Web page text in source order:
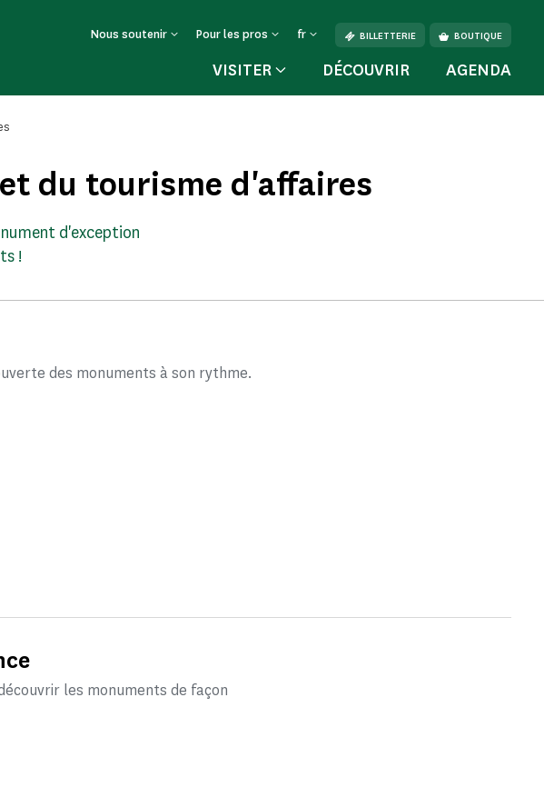
Nous soutenir Pour les pros fr BILLETTERIE BOUTIQUE
VISITER DÉCOUVRIR AGENDA
du tourisme d'affaires
d'exception
!
des monuments à son rythme.
les monuments de façon